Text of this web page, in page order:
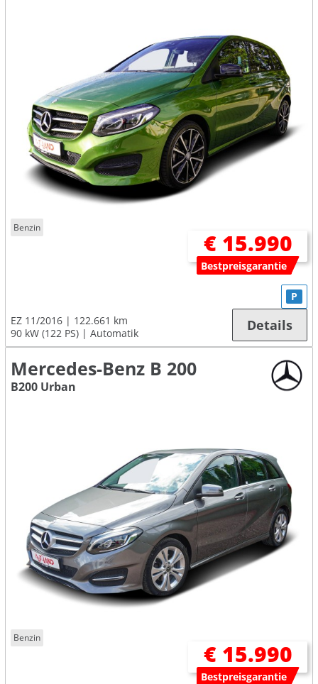
Benzin
€ 15.990
Bestpreisgarantie
EZ 11/2016
122.661 km
90 kW (122 PS)
Automatik
P
Details
Mercedes-Benz B 200
B200 Urban
Benzin
€ 15.990
Bestpreisgarantie